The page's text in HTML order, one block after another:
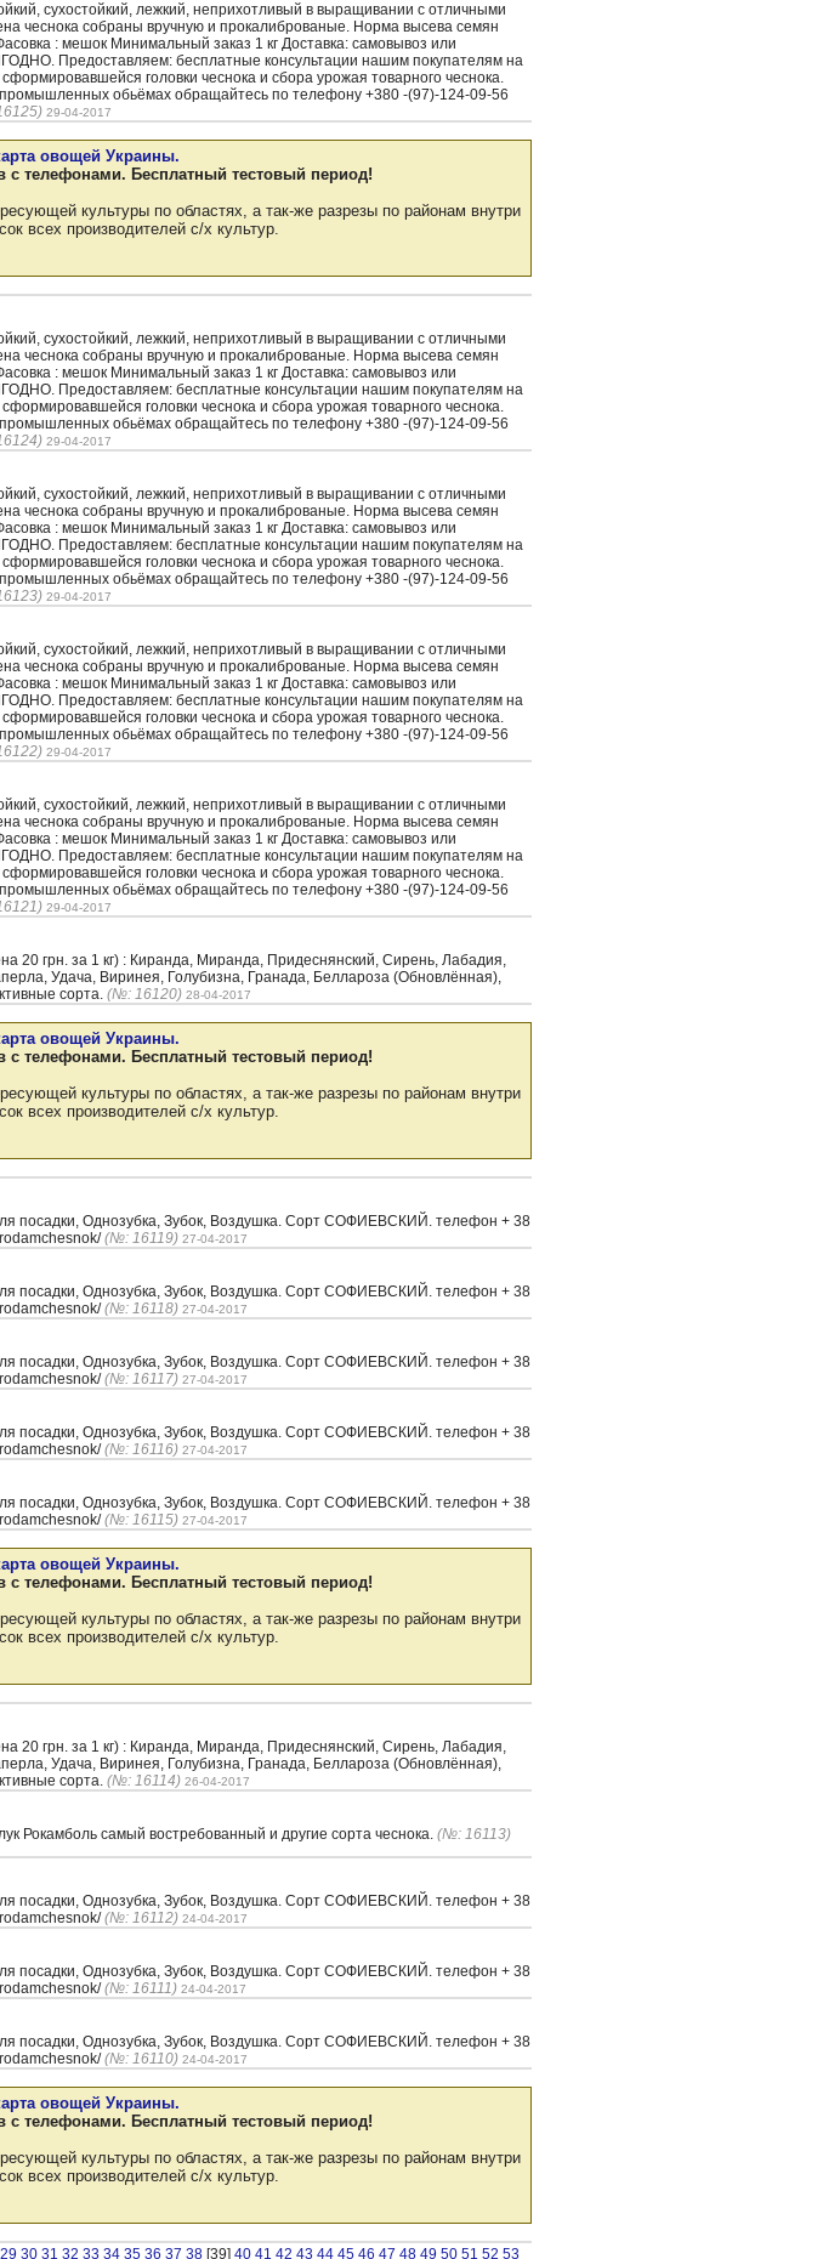
сухостойкий, лежкий, неприхотливый в выращивании с отличными
чеснока собраны вручную и прокалиброваные. Норма высева семян
: мешок Минимальный заказ 1 кг Доставка: самовывоз или
Предоставляем: бесплатные консультации нашим покупателям на
головки чеснока и сбора урожая товарного чеснока.
промышленных обьёмах обращайтесь по телефону +380 -(97)-124-09-56
29-04-2017
овощей Украины.
с телефонами. Бесплатный тестовый период!
культуры по областях, а так-же разрезы по районам внутри
всех производителей с/х культур.
сухостойкий, лежкий, неприхотливый в выращивании с отличными
чеснока собраны вручную и прокалиброваные. Норма высева семян
: мешок Минимальный заказ 1 кг Доставка: самовывоз или
Предоставляем: бесплатные консультации нашим покупателям на
головки чеснока и сбора урожая товарного чеснока.
промышленных обьёмах обращайтесь по телефону +380 -(97)-124-09-56
29-04-2017
сухостойкий, лежкий, неприхотливый в выращивании с отличными
чеснока собраны вручную и прокалиброваные. Норма высева семян
: мешок Минимальный заказ 1 кг Доставка: самовывоз или
Предоставляем: бесплатные консультации нашим покупателям на
головки чеснока и сбора урожая товарного чеснока.
промышленных обьёмах обращайтесь по телефону +380 -(97)-124-09-56
29-04-2017
сухостойкий, лежкий, неприхотливый в выращивании с отличными
чеснока собраны вручную и прокалиброваные. Норма высева семян
: мешок Минимальный заказ 1 кг Доставка: самовывоз или
Предоставляем: бесплатные консультации нашим покупателям на
головки чеснока и сбора урожая товарного чеснока.
промышленных обьёмах обращайтесь по телефону +380 -(97)-124-09-56
29-04-2017
сухостойкий, лежкий, неприхотливый в выращивании с отличными
чеснока собраны вручную и прокалиброваные. Норма высева семян
: мешок Минимальный заказ 1 кг Доставка: самовывоз или
Предоставляем: бесплатные консультации нашим покупателям на
головки чеснока и сбора урожая товарного чеснока.
промышленных обьёмах обращайтесь по телефону +380 -(97)-124-09-56
29-04-2017
20 грн. за 1 кг) : Киранда, Миранда, Придеснянский, Сирень, Лабадия,
Удача, Виринея, Голубизна, Гранада, Беллароза (Обновлённая),
сорта. (№: 16120) 28-04-2017
овощей Украины.
с телефонами. Бесплатный тестовый период!
культуры по областях, а так-же разрезы по районам внутри
всех производителей с/х культур.
посадки, Однозубка, Зубок, Воздушка. Сорт СОФИЕВСКИЙ. телефон + 38
(№: 16119) 27-04-2017
посадки, Однозубка, Зубок, Воздушка. Сорт СОФИЕВСКИЙ. телефон + 38
(№: 16118) 27-04-2017
посадки, Однозубка, Зубок, Воздушка. Сорт СОФИЕВСКИЙ. телефон + 38
(№: 16117) 27-04-2017
посадки, Однозубка, Зубок, Воздушка. Сорт СОФИЕВСКИЙ. телефон + 38
(№: 16116) 27-04-2017
посадки, Однозубка, Зубок, Воздушка. Сорт СОФИЕВСКИЙ. телефон + 38
(№: 16115) 27-04-2017
овощей Украины.
с телефонами. Бесплатный тестовый период!
культуры по областях, а так-же разрезы по районам внутри
всех производителей с/х культур.
20 грн. за 1 кг) : Киранда, Миранда, Придеснянский, Сирень, Лабадия,
Удача, Виринея, Голубизна, Гранада, Беллароза (Обновлённая),
сорта. (№: 16114) 26-04-2017
Рокамболь самый востребованный и другие сорта чеснока. (№: 16113)
посадки, Однозубка, Зубок, Воздушка. Сорт СОФИЕВСКИЙ. телефон + 38
(№: 16112) 24-04-2017
посадки, Однозубка, Зубок, Воздушка. Сорт СОФИЕВСКИЙ. телефон + 38
(№: 16111) 24-04-2017
посадки, Однозубка, Зубок, Воздушка. Сорт СОФИЕВСКИЙ. телефон + 38
(№: 16110) 24-04-2017
овощей Украины.
с телефонами. Бесплатный тестовый период!
культуры по областях, а так-же разрезы по районам внутри
всех производителей с/х культур.
29 30 31 32 33 34 35 36 37 38 [39] 40 41 42 43 44 45 46 47 48 49 50 51 52 53